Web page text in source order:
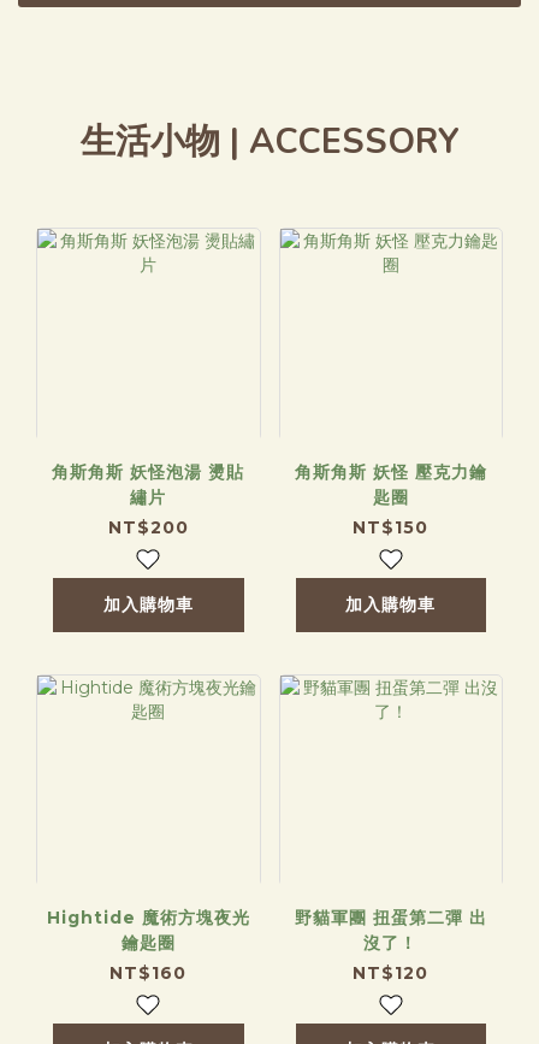
生活小物 | ACCESSORY
角斯角斯 妖怪泡湯 燙貼
繡片
NT$200
加入購物車
角斯角斯 妖怪 壓克力鑰
匙圈
NT$150
加入購物車
Hightide 魔術方塊夜光
鑰匙圈
NT$160
野貓軍團 扭蛋第二彈 出
沒了！
NT$120